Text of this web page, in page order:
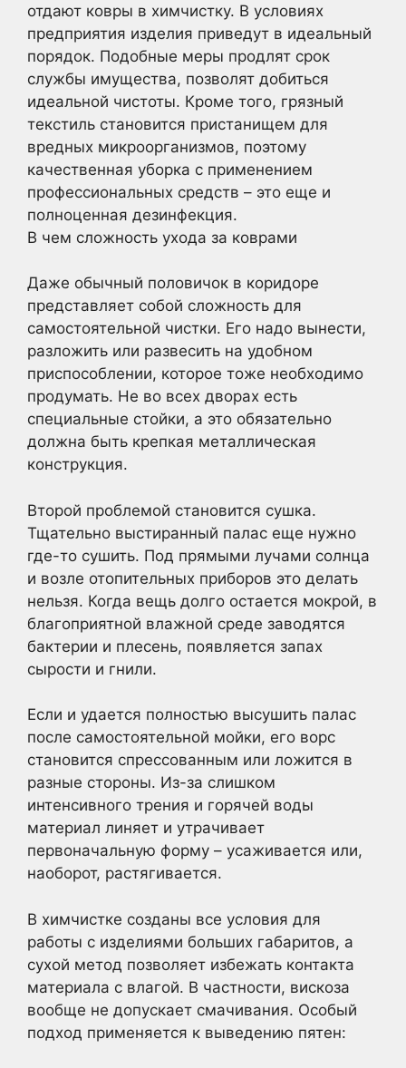
отдают ковры в химчистку. В условиях
предприятия изделия приведут в идеальный
порядок. Подобные меры продлят срок
службы имущества, позволят добиться
идеальной чистоты. Кроме того, грязный
текстиль становится пристанищем для
вредных микроорганизмов, поэтому
качественная уборка с применением
профессиональных средств – это еще и
полноценная дезинфекция.
В чем сложность ухода за коврами
Даже обычный половичок в коридоре
представляет собой сложность для
самостоятельной чистки. Его надо вынести,
разложить или развесить на удобном
приспособлении, которое тоже необходимо
продумать. Не во всех дворах есть
специальные стойки, а это обязательно
должна быть крепкая металлическая
конструкция.
Второй проблемой становится сушка.
Тщательно выстиранный палас еще нужно
где-то сушить. Под прямыми лучами солнца
и возле отопительных приборов это делать
нельзя. Когда вещь долго остается мокрой, в
благоприятной влажной среде заводятся
бактерии и плесень, появляется запах
сырости и гнили.
Если и удается полностью высушить палас
после самостоятельной мойки, его ворс
становится спрессованным или ложится в
разные стороны. Из-за слишком
интенсивного трения и горячей воды
материал линяет и утрачивает
первоначальную форму – усаживается или,
наоборот, растягивается.
В химчистке созданы все условия для
работы с изделиями больших габаритов, а
сухой метод позволяет избежать контакта
материала с влагой. В частности, вискоза
вообще не допускает смачивания. Особый
подход применяется к выведению пятен: